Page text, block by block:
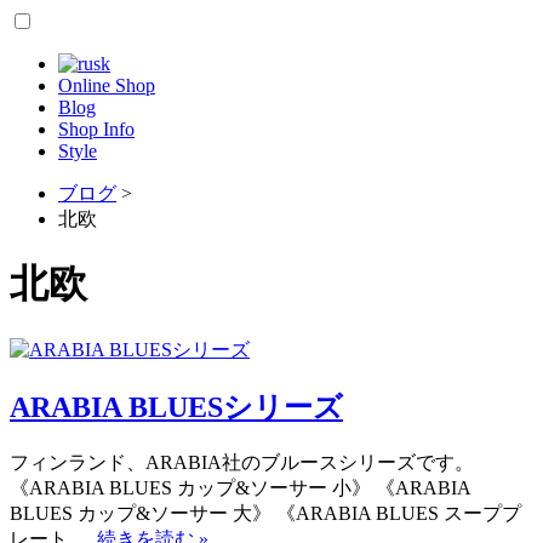
Online Shop
Blog
Shop Info
Style
ブログ >
北欧
北欧
ARABIA BLUESシリーズ
フィンランド、ARABIA社のブルースシリーズです。
《ARABIA BLUES カップ&ソーサー 小》 《ARABIA
BLUES カップ&ソーサー 大》 《ARABIA BLUES スーププ
レート … 続きを読む »